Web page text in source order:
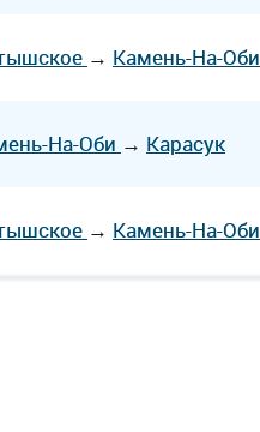
→ Камень-На-Оби
На-Оби → Карасук
→ Камень-На-Оби